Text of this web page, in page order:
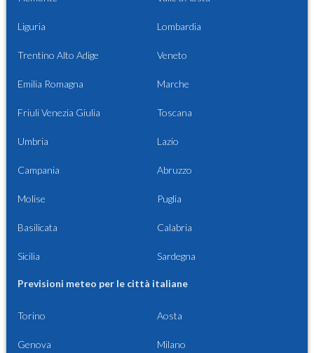
Liguria Lombardia
Trentino Alto Adige Veneto
Emilia Romagna Marche
Friuli Venezia Giulia Toscana
Umbria Lazio
Campania Abruzzo
Molise Puglia
Basilicata Calabria
Sicilia Sardegna
Previsioni meteo per le città italiane
Torino Aosta
Genova Milano